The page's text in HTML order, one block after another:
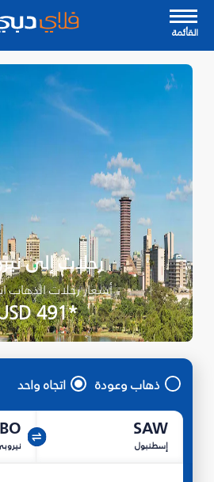
القأئمة
رحلات إلى
أسعار رحلات الذهاب
*USD 491
ذهاب وعودة اتجاه واحد
SAW
إسطنبول